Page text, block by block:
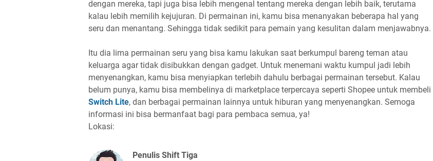
dengan mereka, tapi juga bisa lebih mengenal tentang mereka dengan lebih baik, terutama
kalau lebih memilih kejujuran. Di permainan ini, kamu bisa menanyakan beberapa hal yang
seru dan menantang. Sehingga tidak sedikit para pemain yang kesulitan dalam menjawabnya.
Itu dia lima permainan seru yang bisa kamu lakukan saat berkumpul bareng teman atau
keluarga agar tidak disibukkan dengan gadget. Untuk menemani waktu kumpul jadi lebih
menyenangkan, kamu bisa menyiapkan terlebih dahulu berbagai permainan tersebut. Kalau
belum punya, kamu bisa membelinya di marketplace terpercaya seperti Shopee untuk membeli
Switch Lite, dan berbagai permainan lainnya untuk hiburan yang menyenangkan. Semoga
informasi ini bisa bermanfaat bagi para pembaca semua, ya!
Lokasi:
Penulis Shift Tiga